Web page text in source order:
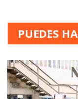
PUEDES